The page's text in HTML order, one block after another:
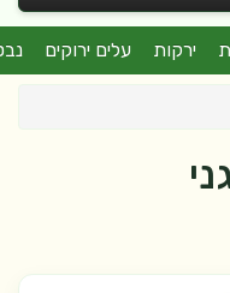
ירקות עלים ירוקים